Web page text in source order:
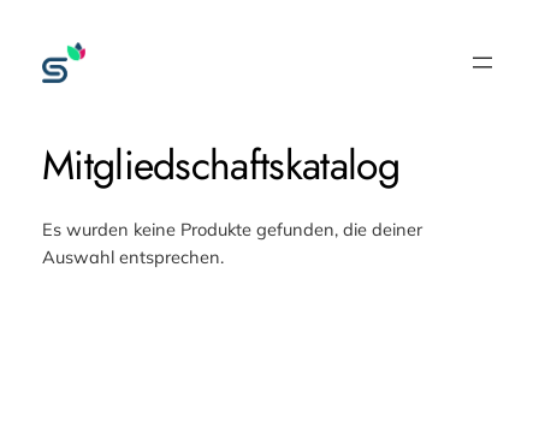
Mitgliedschaftskatalog
Es wurden keine Produkte gefunden, die deiner
Auswahl entsprechen.